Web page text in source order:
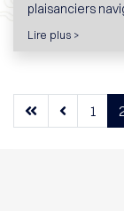
plaisanciers
Lire plus >
1